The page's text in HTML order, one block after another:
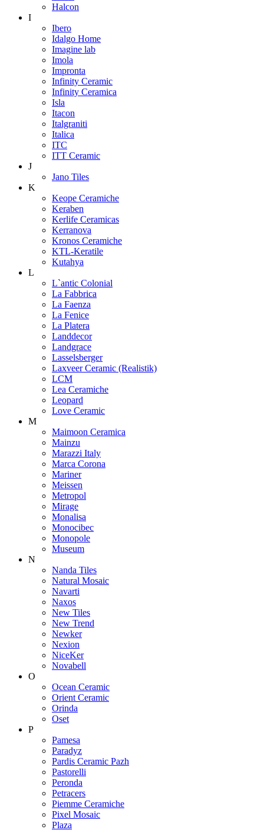
Halcon
I
Ibero
Idalgo Home
Imagine lab
Imola
Impronta
Infinity Ceramic
Infinity Ceramica
Isla
Itacon
Italgraniti
Italica
ITC
ITT Ceramic
J
Jano Tiles
K
Keope Ceramiche
Keraben
Kerlife Ceramicas
Kerranova
Kronos Ceramiche
KTL-Keratile
Kutahya
L
L`antic Colonial
La Fabbrica
La Faenza
La Fenice
La Platera
Landdecor
Landgrace
Lasselsberger
Laxveer Ceramic (Realistik)
LCM
Lea Ceramiche
Leopard
Love Ceramic
M
Maimoon Ceramica
Mainzu
Marazzi Italy
Marca Corona
Mariner
Meissen
Metropol
Mirage
Monalisa
Monocibec
Monopole
Museum
N
Nanda Tiles
Natural Mosaic
Navarti
Naxos
New Tiles
New Trend
Newker
Nexion
NiceKer
Novabell
O
Ocean Ceramic
Orient Ceramic
Orinda
Oset
P
Pamesa
Paradyz
Pardis Ceramic Pazh
Pastorelli
Peronda
Petracers
Piemme Ceramiche
Pixel Mosaic
Plaza